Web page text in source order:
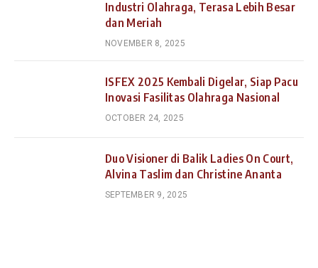
Industri Olahraga, Terasa Lebih Besar
dan Meriah
NOVEMBER 8, 2025
ISFEX 2025 Kembali Digelar, Siap Pacu
Inovasi Fasilitas Olahraga Nasional
OCTOBER 24, 2025
Duo Visioner di Balik Ladies On Court,
Alvina Taslim dan Christine Ananta
SEPTEMBER 9, 2025